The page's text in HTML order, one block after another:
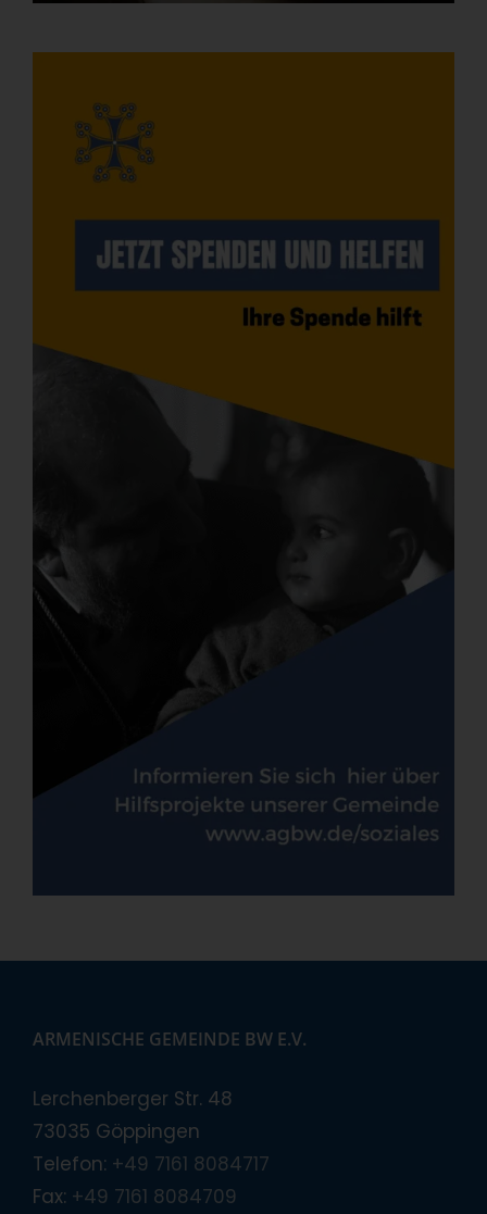
ARMENISCHE GEMEINDE BW E.V.
Lerchenberger Str. 48
73035 Göppingen
Telefon: +49 7161 8084717
Fax: +49 7161 8084709